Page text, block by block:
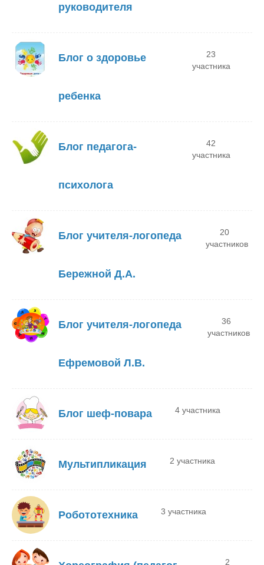
руководителя
Блог о здоровье
ребенка
23
участника
Блог педагога-
психолога
42
участника
Блог учителя-логопеда
Бережной Д.А.
20
участников
Блог учителя-логопеда
Ефремовой Л.В.
36
участников
Блог шеф-повара 4 участника
Мультипликация 2 участника
Робототехника 3 участника
2